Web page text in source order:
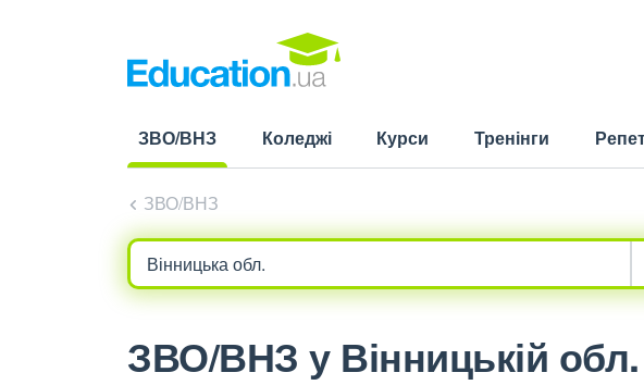
ЗВО/ВНЗ
Коледжі Курси Тренінги
ЗВО/ВНЗ
ЗВО/ВНЗ у Вінницькій